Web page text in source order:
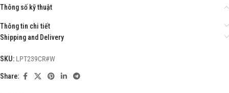
Thông số kỹ thuật
Thông tin chi tiết
Shipping and Delivery
SKU: LPT239CR#W
Share: